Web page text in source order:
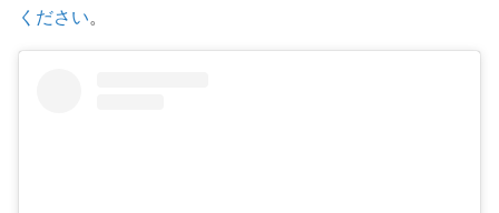
ください。